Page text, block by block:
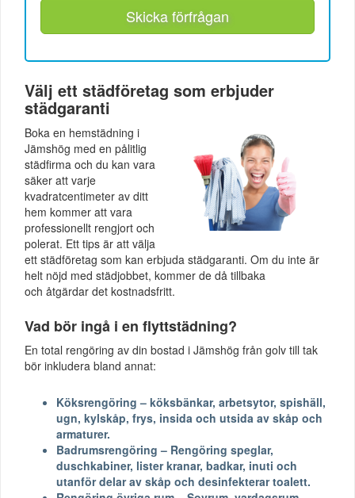
Skicka förfrågan
Välj ett städföretag som erbjuder
städgaranti
Boka en hemstädning i
Jämshög med en pålitlig
städfirma och du kan vara
säker att varje
kvadratcentimeter av ditt
hem kommer att vara
professionellt rengjort och
polerat. Ett tips är att välja
ett städföretag som kan erbjuda städgaranti. Om du inte är
helt nöjd med städjobbet, kommer de då tillbaka
och åtgärdar det kostnadsfritt.
Vad bör ingå i en flyttstädning?
En total rengöring av din bostad i Jämshög från golv till tak
bör inkludera bland annat:
Köksrengöring – köksbänkar, arbetsytor, spishäll,
ugn, kylskåp, frys, insida och utsida av skåp och
armaturer.
Badrumsrengöring – Rengöring speglar,
duschkabiner, lister kranar, badkar, inuti och
utanför delar av skåp och desinfekterar toalett.